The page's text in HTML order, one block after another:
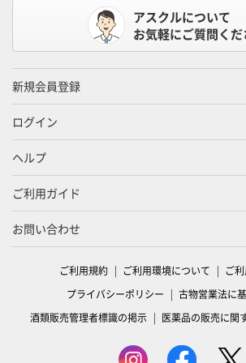
アスクルについて
お気軽にご質問くだ
新規会員登録
ログイン
ヘルプ
ご利用ガイド
お問い合わせ
ご利用規約 ご利用環境について
ご
プライバシーポリシー
古物営業法に
酒類販売管理者標識の掲示
医薬品の販売に関